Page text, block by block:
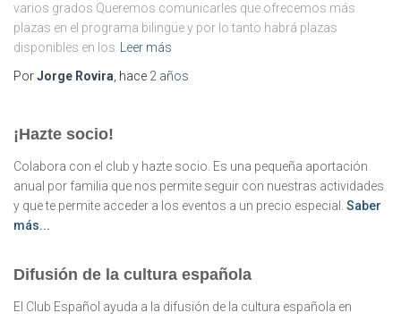
varios grados Queremos comunicarles que ofrecemos más
plazas en el programa bilingüe y por lo tanto habrá plazas
disponibles en los Leer más
PorJorge Rovira, hace 2 años
¡Hazte socio!
Colabora con el club y hazte socio. Es una pequeña aportación
anual por familia que nos permite seguir con nuestras actividades
y que te permite acceder a los eventos a un precio especial. Saber
más...
Difusión de la cultura española
El Club Español ayuda a la difusión de la cultura española en